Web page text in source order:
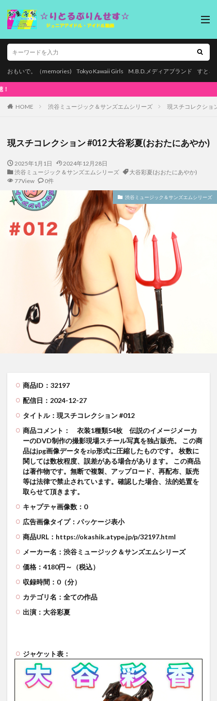
おもいで。（memories) Tokyo Kawaii Girls M.B.D.メディアブランド すとろ
HOME 渋谷ミュージック＆サンズエムシリーズ 現スチコレクショ
現スチコレクション #012 大谷彩夏(おおたにあやか)
2025年1月1日
2024年12月28日
渋谷ミュージック＆サンズエムシリーズ
大谷彩夏(おおたにあやか)
77View
0件
渋谷ミュージック＆サンズエムシリーズ
商品ID：32197
配信日：2024-12-27
タイトル：現スチコレクション #012
商品コメント：
衣装1種類54枚 伝説のイメージメーカ
ーのDVD制作の撮影現場スチール写真を独占販売。 この商
品はjpg画像データをzip形式に圧縮したものです。 枚数に
関しては数枚程度、誤差がある場合があります。 この商品
は著作物です。無断で複製、アップロード、再配布、販売
等は法律で禁止されています。確認した場合、法的処置を
取らせて頂きます。
キャプテャ画像数：0
広告画像タイプ：パッケージ表小
商品URL：https://okashik.atype.jp/p/32197.html
メーカー名：渋谷ミュージック＆サンズエムシリーズ
価格：4180円～（税込）
収録時間：0（分）
カテゴリ名：全ての作品
出演：大谷彩夏
ジャケット表：